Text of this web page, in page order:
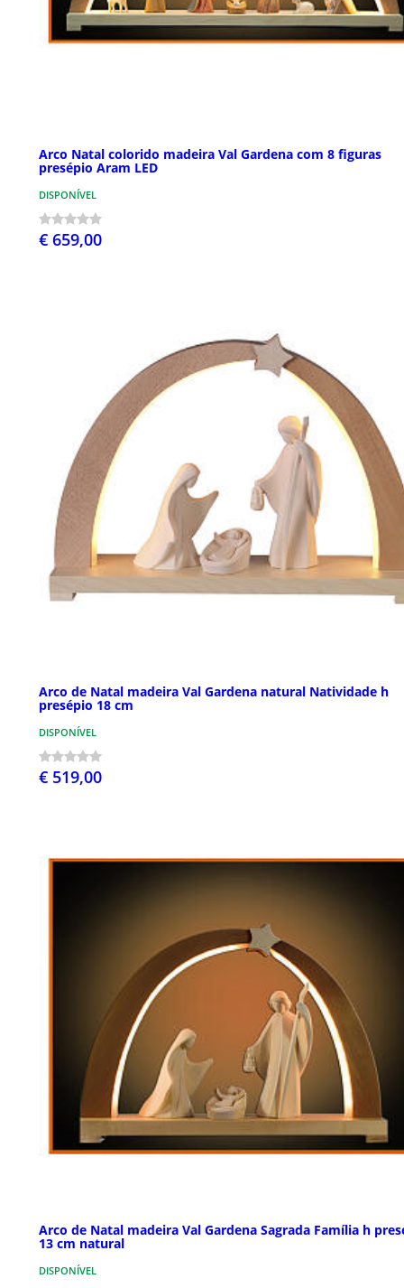
Arco Natal colorido madeira Val Gardena com 8 figuras
presépio Aram LED
DISPONÍVEL
€ 659,00
Arco de Natal madeira Val Gardena natural Natividade h
presépio 18 cm
DISPONÍVEL
€ 519,00
Arco de Natal madeira Val Gardena Sagrada Família h
13 cm natural
DISPONÍVEL